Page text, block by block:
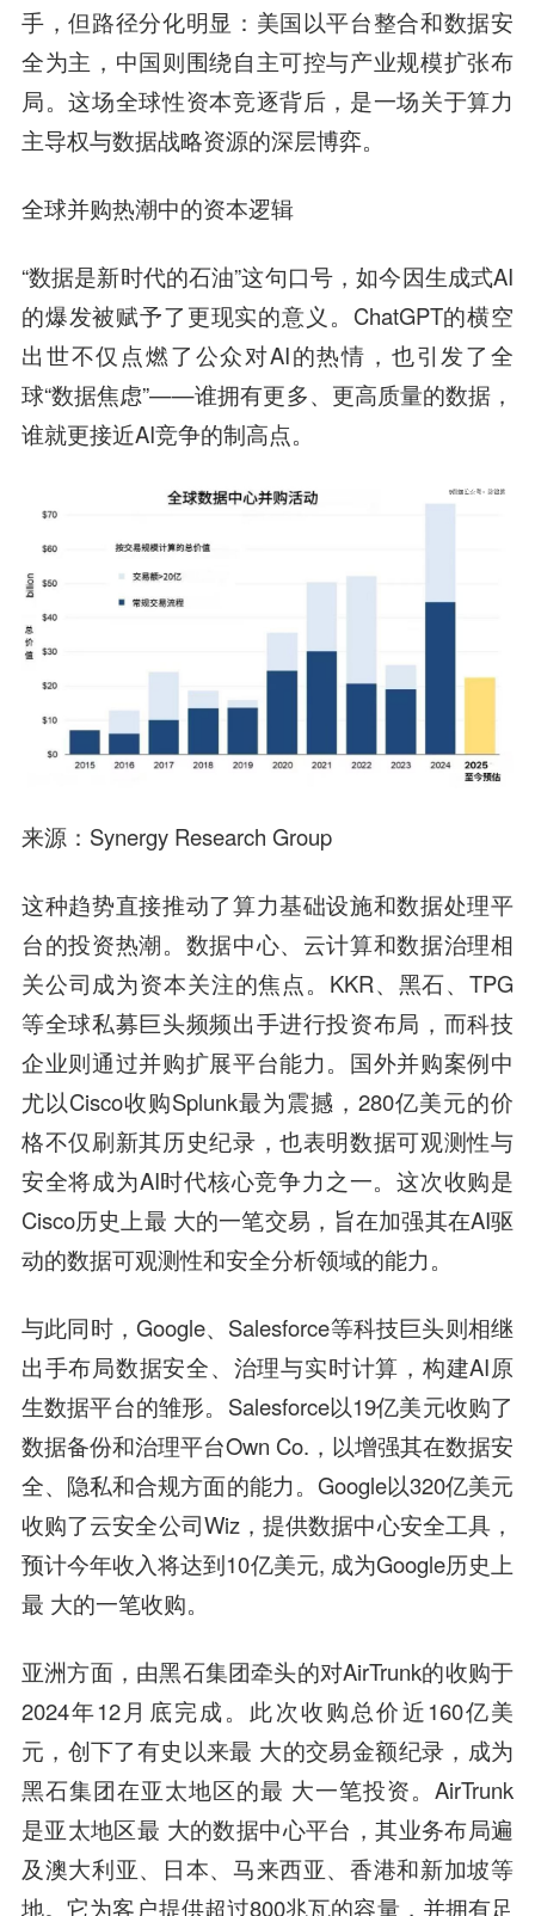
手，但路径分化明显：美国以平台整合和数据安
全为主，中国则围绕自主可控与产业规模扩张布
局。这场全球性资本竞逐背后，是一场关于算力
主导权与数据战略资源的深层博弈。
全球并购热潮中的资本逻辑
“数据是新时代的石油”这句口号，如今因生成式AI
的爆发被赋予了更现实的意义。ChatGPT的横空
出世不仅点燃了公众对AI的热情，也引发了全
球“数据焦虑”——谁拥有更多、更高质量的数据，
谁就更接近AI竞争的制高点。
来源：Synergy Research Group
这种趋势直接推动了算力基础设施和数据处理平
台的投资热潮。数据中心、云计算和数据治理相
关公司成为资本关注的焦点。KKR、黑石、TPG
等全球私募巨头频频出手进行投资布局，而科技
企业则通过并购扩展平台能力。国外并购案例中
尤以Cisco收购Splunk最为震撼，280亿美元的价
格不仅刷新其历史纪录，也表明数据可观测性与
安全将成为AI时代核心竞争力之一。这次收购是
Cisco历史上最 大的一笔交易，旨在加强其在AI驱
动的数据可观测性和安全分析领域的能力。
与此同时，Google、Salesforce等科技巨头则相继
出手布局数据安全、治理与实时计算，构建AI原
生数据平台的雏形。Salesforce以19亿美元收购了
数据备份和治理平台Own Co.，以增强其在数据安
全、隐私和合规方面的能力。Google以320亿美元
收购了云安全公司Wiz，提供数据中心安全工具，
预计今年收入将达到10亿美元, 成为Google历史上
最 大的一笔收购。
亚洲方面，由黑石集团牵头的对AirTrunk的收购于
2024年12月底完成。此次收购总价近160亿美
元，创下了有史以来最 大的交易金额纪录，成为
黑石集团在亚太地区的最 大一笔投资。AirTrunk
是亚太地区最 大的数据中心平台，其业务布局遍
及澳大利亚、日本、马来西亚、香港和新加坡等
地。它为客户提供超过800兆瓦的容量，并拥有足